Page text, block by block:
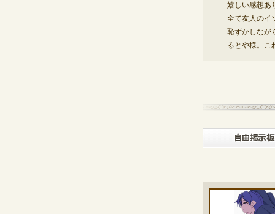
嬉しい感想あ
全て友人のイ
恥ずかしなが
るとや様。こ